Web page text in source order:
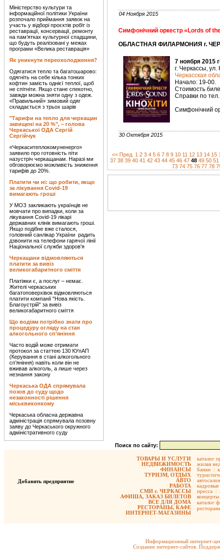
Міністерство культури та
інформаційної політики України
розпочало приймання заявок на
участь у відборі проєктів робіт із
реставрації, консервації, ремонту
на пам’ятках культурної спадщини,
що будуть реалізовані у межах
програми «Велика реставрація»
Як уникнути переохолодження?
Одягатися тепло та багатошарово:
одягніть на себе кілька тонких
кофтин замість однієї теплої, щоб
не спітніти. Якщо стане спекотно,
завжди можна зняти одну з одеж.
«Правильний» зимовий одяг
складається з трьох шарів
"Тарифи на тепло для черкащан
завищені на 20 %", – голова
Черкаської ОДА Сергій
Сергійчук
«Черкаситеплокомуненерго»
заявило про готовність піти
назустріч черкащанам. Наразі ми
обговорюємо можливість зниження
тарифів до 20%.
Платити чи ні: що робити, якщо
за лікування Covid-19
вимагають гроші
У МОЗ закликають українців не
мовчати про випадки, коли за
лікування Covid-19 лікарі
державних клінік вимагають гроші.
Якщо подібне вже сталося,
головний санлікар України радить
дзвонити на телефони гарячої лінії
Національної служби здоров'я
Черкащани відмовляються
платити за вивіз
великогабаритного сміття
Платіжки є, а послуг – немає.
Жителі черкаських
багатоповерхівок відмовляються
платити компанії "Нова якість.
Благоустрій" за вивіз
великогабаритного сміття
Що водіям потрібно знати про
процедуру огляду на стан
алкогольного сп’яніння
Часто водій може отримати
протокол за статтею 130 КУпАП
(Керування в стані алкогольного
сп’яніння) навіть коли він не
вживав алкоголь, а лише через
незнання закону
Черкаська ОДА спрямувала
позов до суду щодо
незаконності рішення
міськвиконкому
Черкаська обласна державна
адміністрація спрямувала позовну
заяву до Черкаського окружного
адміністративного суду
04 Ноября 2015
Симфонічний оркестр «Lords of
ОБЛАСТНАЯ ФИЛАРМОНИЯ г.
7 ноября 2015
г. Черкассы,
Черкасская
Начало: 19-00.
Стоимость
Справки по
Симфонічний
30 Октября 2015
<< Пред. 1 2 3 4 5 6 7 8 9 10 11 12 13 14 15
37 38 39 40 41 42 43 44 45 46 47 48 49 50 51
73 74 75 76 77 78
Поиск по сайту:
Добавить предприятие
ТОВАРЫ И УСЛУГИ
НЕДВИЖИМОСТЬ
ФИНАНСЫ
ТУРИЗМ, ОТДЫХ
АВТО
РАБОТА
СМИ г. ЧЕРКАССЫ
АФИША, ЗАКАЗ БИЛЕТОВ
ВСЕ ДЛЯ ДОМА
РЕСТОРАНЫ, КАФЕ
ИНТЕРНЕТ-МАГАЗИНЫ
каталог
жилая
банки |
кадровые
пресса |
концерты
каталог
Информационный интернет-
Создание интернет-сайтов.